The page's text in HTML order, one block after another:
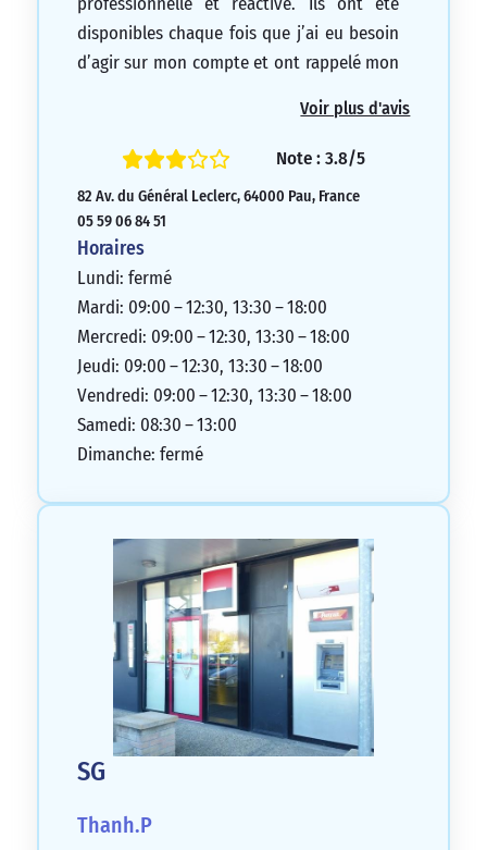
disponibles chaque fois que j’ai eu besoin
d’agir sur mon compte et ont rappelé mon
Voir plus d'avis
Note : 3.8/5
82 Av. du Général Leclerc, 64000 Pau, France
05 59 06 84 51
Horaires
Lundi: fermé
Mardi: 09:00 – 12:30, 13:30 – 18:00
Mercredi: 09:00 – 12:30, 13:30 – 18:00
Jeudi: 09:00 – 12:30, 13:30 – 18:00
Vendredi: 09:00 – 12:30, 13:30 – 18:00
Samedi: 08:30 – 13:00
Dimanche: fermé
SG
Thanh.P